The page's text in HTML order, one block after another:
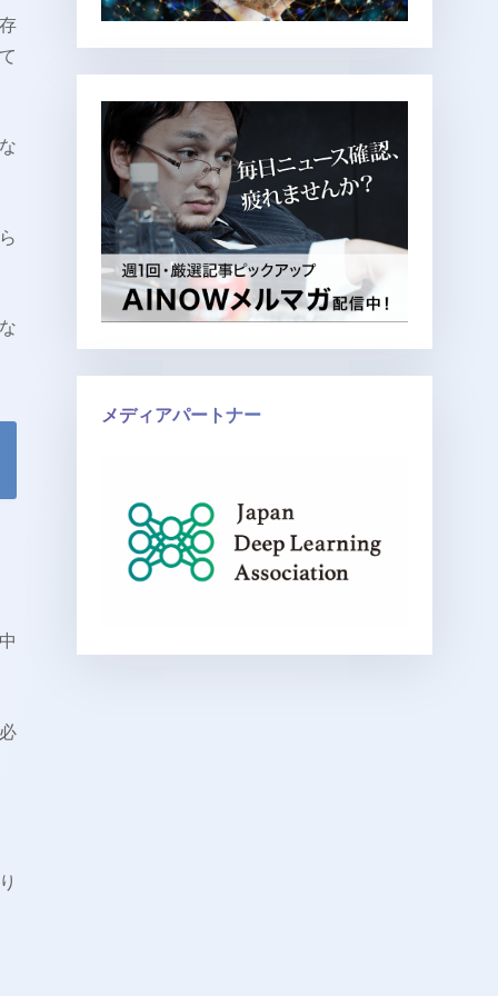
メディアパートナー